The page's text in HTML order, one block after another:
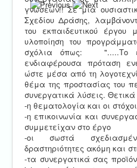
γνώσεων!! Σε μία
Σχεδίου Δράσης,
του εκπαιδευτικού
υλοποίηση του
σχόλια όπως: ".....Το
ενδιαφέρουσα πρόταση
ώστε μέσα από τη
θέμα της προστασίας του
συνεργατικά λύσεις.
-η θεματολογία και οι
-η επικοινωνία και
συμμετείχαν στο έργο
-οι σωστά
δραστηριότητες ακόμη και
-τα συνεργατικά σας